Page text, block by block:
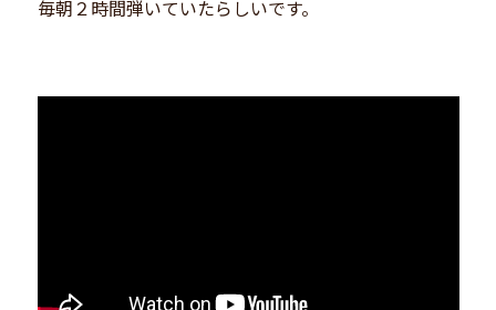
毎朝２時間弾いていたらしいです。